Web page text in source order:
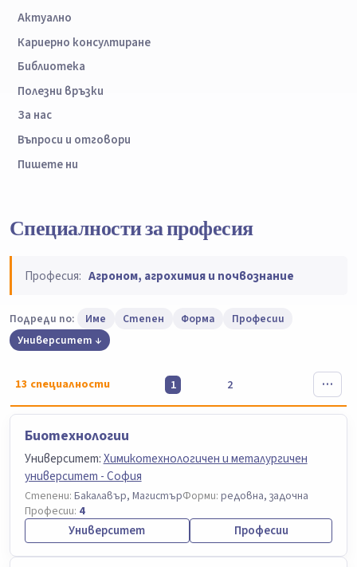
Актуално
Кариерно консултиране
Библиотека
Полезни връзки
За нас
Въпроси и отговори
Пишете ни
Специалности за професия
Професия: Агроном, агрохимия и почвознание
Подреди по: Име Степен Форма
Професии
Университет
13 специалности 1 2
Биотехнологии
Университет:Химикотехнологичен и металургичен
университет - София
Степени: Бакалавър, МагистърФорми: редовна, задочна
Професии: 4
Университет Професии